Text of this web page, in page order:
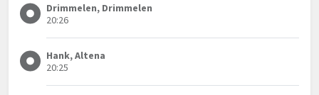
Drimmelen, Drimmelen
20:26
Hank, Altena
20:25